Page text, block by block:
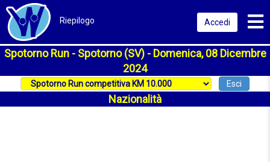
Riepilogo Accedi
Spotorno Run - Spotorno (SV) - Domenica, 08 Dicembre
2024
Esci
Nazionalità